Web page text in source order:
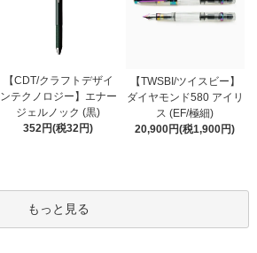
【CDT/クラフトデザイ
ンテクノロジー】エナー
ジェルノック (黒)
352円(税32円)
【TWSBI/ツイスビー】
ダイヤモンド580 アイリ
ス (EF/極細)
20,900円(税1,900円)
もっと見る